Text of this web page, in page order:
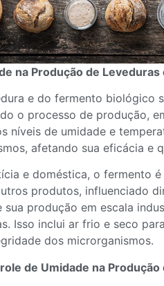
na Produção de
e do fermento biológico
o processo de produção,
níveis de umidade e
afetando sua eficácia e
e doméstica, o fermento
produtos, influenciado
sua produção em escala
Isso inclui ar frio e seco
dos microrganismos.
de Umidade na